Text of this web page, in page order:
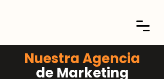
Nuestra Agencia
de Marketing